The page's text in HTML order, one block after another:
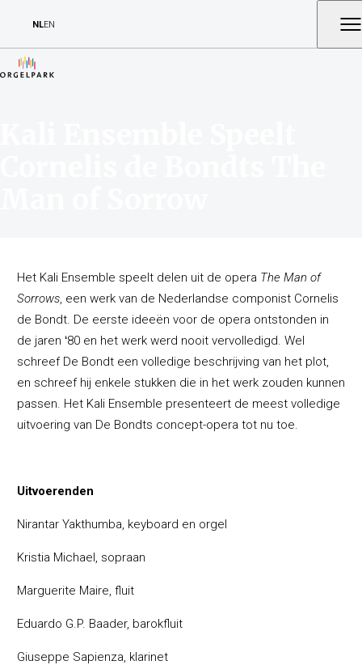
NLEN
Het Kali Ensemble speelt delen uit de opera The Man of
Sorrows, een werk van de Nederlandse componist Cornelis
de Bondt. De eerste ideeën voor de opera ontstonden in
de jaren ‘80 en het werk werd nooit vervolledigd. Wel
schreef De Bondt een volledige beschrijving van het plot,
en schreef hij enkele stukken die in het werk zouden kunnen
passen. Het Kali Ensemble presenteert de meest volledige
uitvoering van De Bondts concept-opera tot nu toe.
Uitvoerenden
Nirantar Yakthumba, keyboard en orgel
Kristia Michael, sopraan
Marguerite Maire, fluit
Eduardo G.P. Baader, barokfluit
Giuseppe Sapienza, klarinet